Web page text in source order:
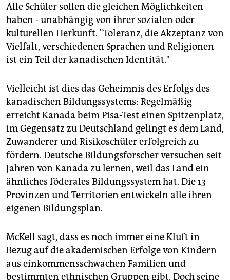
Alle Schüler sollen die gleichen Möglichkeiten
haben - unabhängig von ihrer sozialen oder
kulturellen Herkunft. "Toleranz, die Akzeptanz von
Vielfalt, verschiedenen Sprachen und Religionen
ist ein Teil der kanadischen Identität."
Vielleicht ist dies das Geheimnis des Erfolgs des
kanadischen Bildungssystems: Regelmäßig
erreicht Kanada beim Pisa-Test einen Spitzenplatz,
im Gegensatz zu Deutschland gelingt es dem Land,
Zuwanderer und Risikoschüler erfolgreich zu
fördern. Deutsche Bildungsforscher versuchen seit
Jahren von Kanada zu lernen, weil das Land ein
ähnliches föderales Bildungssystem hat. Die 13
Provinzen und Territorien entwickeln alle ihren
eigenen Bildungsplan.
McKell sagt, dass es noch immer eine Kluft in
Bezug auf die akademischen Erfolge von Kindern
aus einkommensschwachen Familien und
bestimmten ethnischen Gruppen gibt. Doch seine